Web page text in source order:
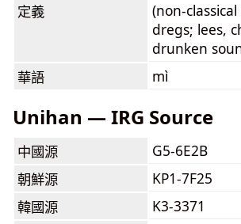
定義
(non-
dregs; lees,
drunken
華語
mì
Unihan — IRG Source
中國源
G5-6E2B
朝鮮源
KP1-7F25
韓國源
K3-3371